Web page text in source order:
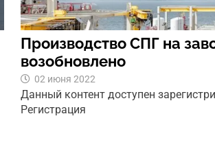
Производство СПГ на
возобновлено
02 июня 2022
Данный контент доступен
Регистрация